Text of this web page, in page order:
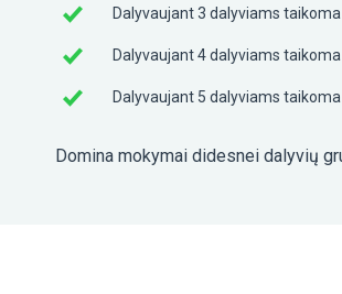
Dalyvaujant 3 dalyviams
Dalyvaujant 4 dalyviams
Dalyvaujant 5 dalyviams
Domina mokymai didesnei dalyvių